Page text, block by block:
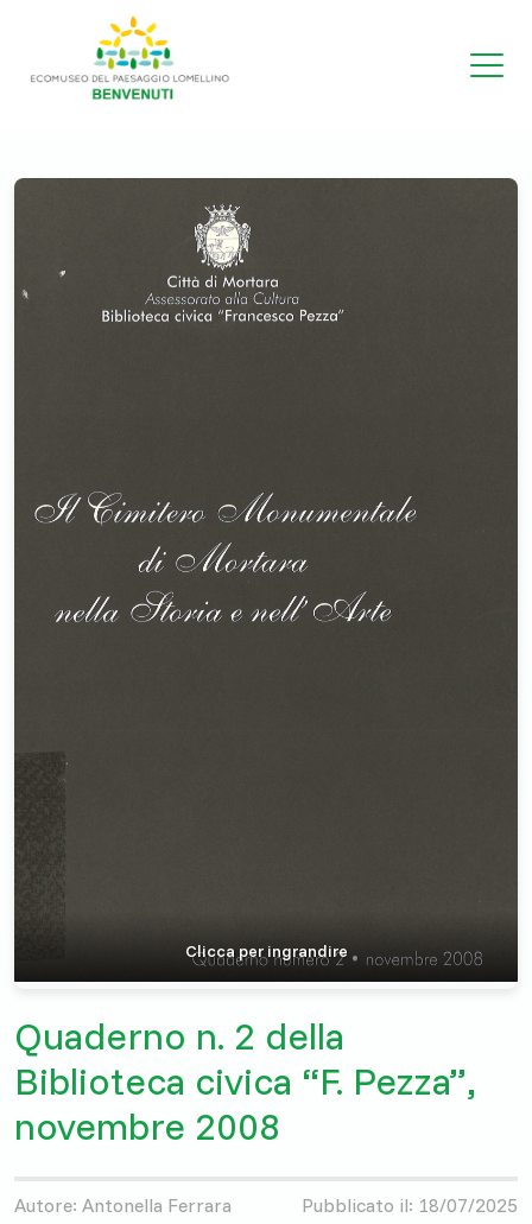
Clicca per ingrandire
Quaderno n. 2 della
Biblioteca civica “F. Pezza”,
novembre 2008
Autore: Antonella Ferrara Pubblicato il: 18/07/2025